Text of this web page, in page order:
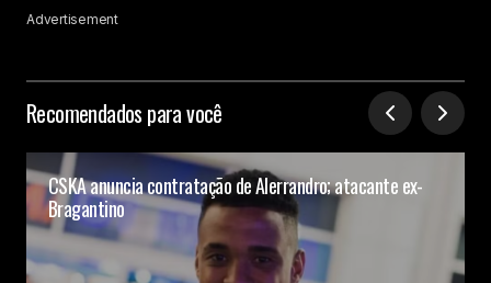
Advertisement
Recomendados para você
CSKA anuncia contratação de Alerrandro; atacante ex-
Bragantino